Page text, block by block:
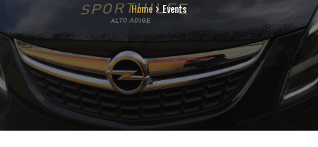
Home Events
FORST
Sporthilfe